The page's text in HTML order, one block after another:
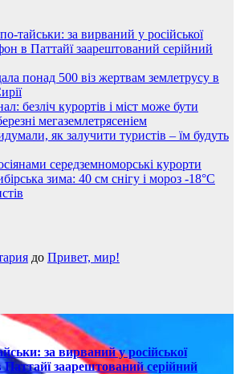
тайськи: за вирваний у російської
в Паттайї заарештований серійний
понад 500 віз жертвам землетрусу в
безліч курортів і міст може бути
мегаземлетрясеніем
як залучити туристів – їм будуть
середземноморські курорти
зима: 40 см снігу і мороз -18°C
до Привет, мир!
за вирваний у російської
заарештований серійний